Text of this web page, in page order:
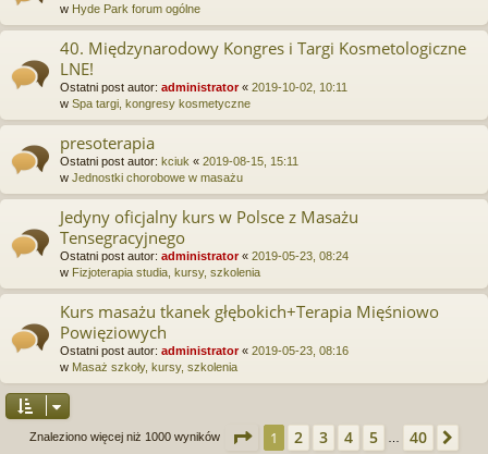
w Hyde Park forum ogólne
40. Międzynarodowy Kongres i Targi Kosmetologiczne
LNE!
Ostatni post autor: administrator« 2019-10-02, 10:11
w Spa targi, kongresy kosmetyczne
presoterapia
Ostatni post autor: kciuk « 2019-08-15, 15:11
w Jednostki chorobowe w masażu
Jedyny oficjalny kurs w Polsce z Masażu
Tensegracyjnego
Ostatni post autor: administrator« 2019-05-23, 08:24
w Fizjoterapia studia, kursy, szkolenia
Kurs masażu tkanek głębokich+Terapia Mięśniowo
Powięziowych
Ostatni post autor: administrator« 2019-05-23, 08:16
w Masaż szkoły, kursy, szkolenia
Znaleziono więcej niż 1000 wyników Strona z 40
1 2 3 4 5 40